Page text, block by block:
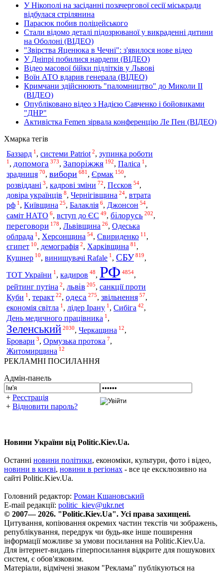
У Нікополі на засіданні позачергової сесії міськради
відбулася стрілянина
Парасюк побив поліцейського
Стали відомо деталі підозрюваної у викраденні дитини
на Оболоні (ВІДЕО)
"Звірства Яценюка в Чечні": з'явилося нове відео
У Дніпрі побилися нардепи (ВІДЕО)
Відео масової бійки підлітків у Львові
Воїн АТО вдарив генерала (ВІДЕО)
Кримчани здійснюють "паломництво" до Миколи ІІ
(ВІДЕО)
Опубліковано відео з Надією Савченко і бойовиками
"ДНР"
Активістка Femen зірвала конференцію Ле Пен (ВІДЕО)
Хмарка тегів
Баззард 1 , системи Patriot 2, зупинка роботи
1 , допомога 373, Запоріжжя 192, Паліса 1 ,
зрадниця 70, вибори 681 , Єрмак 150,
розвіддані 3, кадрові зміни 72, Пєсков 54,
довіра українців 8, Чернігівщина 24, втрата
рф 1 , Київщина 25, Балаклія 6, Джонсон 54,
саміт НАТО 6, вступ до ЄС 49, білорусь 202,
переговори 178, Львівщина 26, Одеська
облрада 1 , Херсонщина 54, Свириденко 11 ,
єгипет 10, демографія 2, Харківщина 81,
Кушнер 10, винищувачі Rafale 1, СБУ 819,
ТОТ України 1, кадиров 48, РФ 4854,
рейтинг путіна 2, львів 205, санкції проти
Куби 1 , теракт 22, одеса 275, звільнення 57,
економія світла 1, лідер Ірану 1, Сибіга 42,
День медичного працівника 1 ,
Зеленський 2030, Черкащина 12,
Бровари 3, Ормузька протока 7,
Житомирщина 12
РЕКЛАМНІ ПОСИЛАННЯ
Адмін-панель
+ Реєстрація
+ Відновити пароль?
Новини України від Politic.Kiev.Ua.
Останні новини політики, економіки, культури, фото і відео,
новини в києві, новини в регіонах - все це ексклюзивно на
сайті Politic.Kiev.Ua.
Головний редактор: Роман Кшановський
E-mail редакції: politic_kiev@ukr.net
© 2007— 2026. "Politic.Kiev.Ua". Усі права захищені.
Цитування, копіювання окремих частин текстів чи зображень,
републікування, передрук чи будь-яке інше поширення
інформації можливе за умови посилання на Politic.Kiev.Ua.
Для інтернет-видань гіперпосилання відкрите для пошукових
систем, є обов'язковим.
Матеріали, відмічені знаком "Реклама" публікуються на